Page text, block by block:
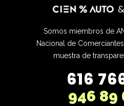
Somos miembros de
Nacional de
muestra de
616
946 89